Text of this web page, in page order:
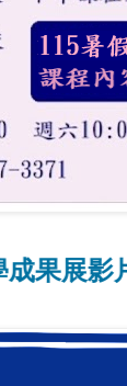
片點此